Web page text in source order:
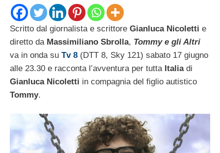
Scritto dal giornalista e scrittore Gianluca Nicoletti e
diretto da Massimiliano Sbrolla, Tommy e gli Altri
va in onda su Tv 8 (DTT 8, Sky 121) sabato 17 giugno
alle 23.30 e racconta l’avventura per tutta Italiadi
Gianluca Nicoletti in compagnia del figlio autistico
Tommy.